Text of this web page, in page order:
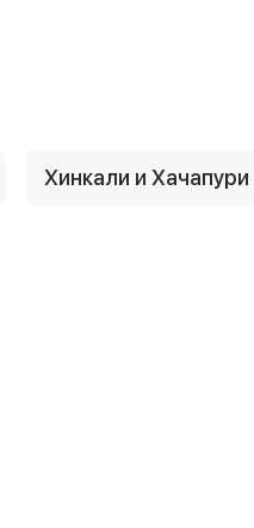
Хинкали и Хачапури